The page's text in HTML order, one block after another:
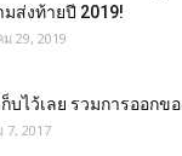
ส่งท้ายปี 2019!
29, 2019
บไว้เลย รวมการออกข
7, 2017